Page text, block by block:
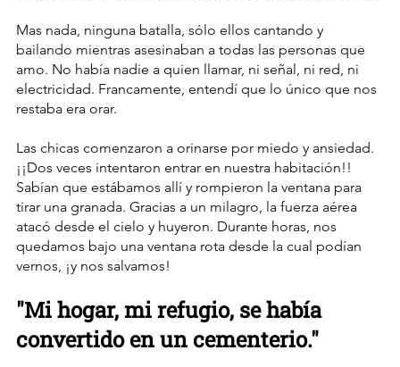
Mas nada, ninguna batalla, sólo ellos cantando y
bailando mientras asesinaban a todas las personas que
amo. No había nadie a quien llamar, ni señal, ni red, ni
electricidad. Francamente, entendí que lo único que nos
restaba era orar.
Las chicas comenzaron a orinarse por miedo y ansiedad.
¡¡Dos veces intentaron entrar en nuestra habitación!!
Sabían que estábamos allí y rompieron la ventana para
tirar una granada. Gracias a un milagro, la fuerza aérea
atacó desde el cielo y huyeron. Durante horas, nos
quedamos bajo una ventana rota desde la cual podían
vernos, ¡y nos salvamos!
"Mi hogar, mi refugio, se había
convertido en un cementerio."